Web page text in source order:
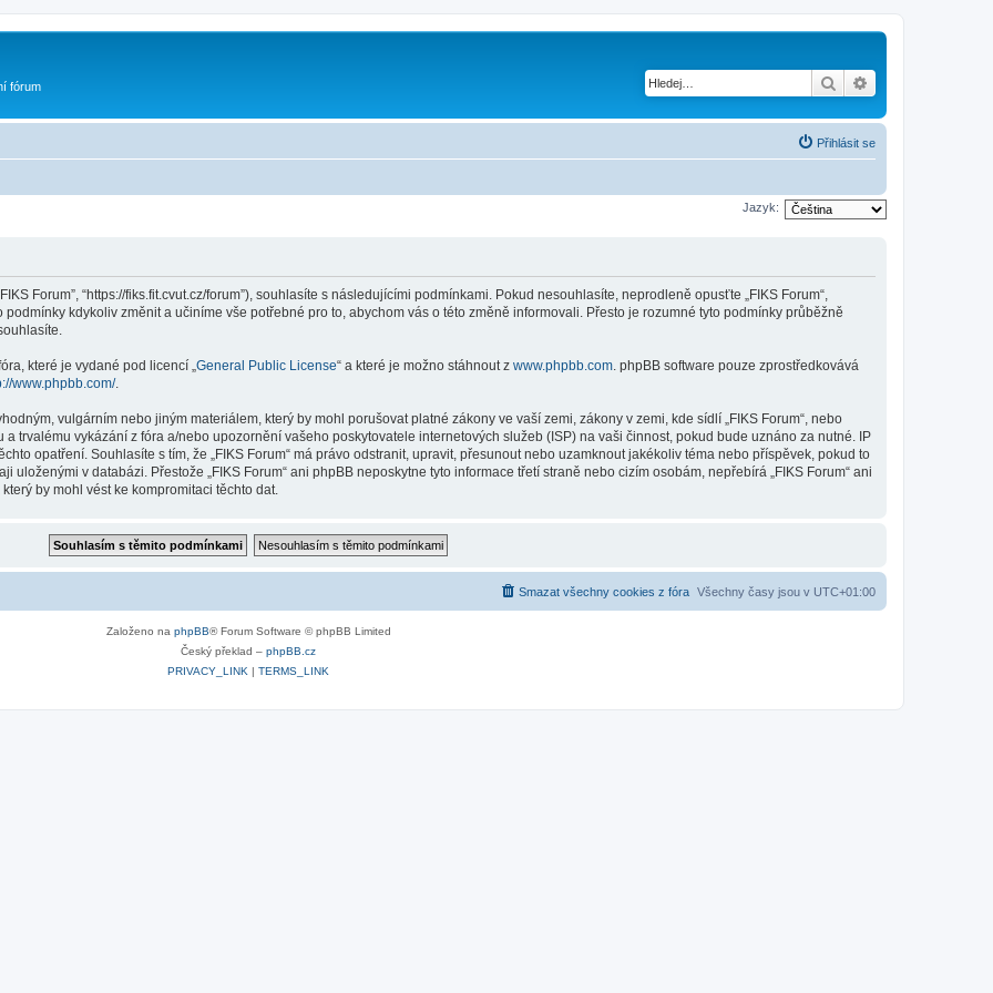
fórum Hledat
Přihlásit se
Jazyk:
Forum”, “https://fiks.fit.cvut.cz/forum”), souhlasíte s následujícími podmínkami. Pokud nesouhlasíte, neprodleně opusťte „FIKS Forum“,
kdykoliv změnit a učiníme vše potřebné pro to, abychom vás o této změně informovali. Přesto je rozumné tyto podmínky průběžně
které je vydané pod licencí „General Public License“ a které je možno stáhnout z www.phpbb.com. phpBB software pouze zprostředkovává
www.phpbb.com/.
vulgárním nebo jiným materiálem, který by mohl porušovat platné zákony ve vaší zemi, zákony v zemi, kde sídlí „FIKS Forum“, nebo
trvalému vykázání z fóra a/nebo upozornění vašeho poskytovatele internetových služeb (ISP) na vaši činnost, pokud bude uznáno za nutné. IP
opatření. Souhlasíte s tím, že „FIKS Forum“ má právo odstranit, upravit, přesunout nebo uzamknout jakékoliv téma nebo příspěvek, pokud to
v databázi. Přestože „FIKS Forum“ ani phpBB neposkytne tyto informace třetí straně nebo cizím osobám, nepřebírá „FIKS Forum“ ani
by mohl vést ke kompromitaci těchto dat.
Všechny časy jsou v UTC+01:00
Smazat všechny cookies z fóra
Založeno na phpBB® Forum Software © phpBB Limited
Český překlad – phpBB.cz
PRIVACY_LINK | TERMS_LINK